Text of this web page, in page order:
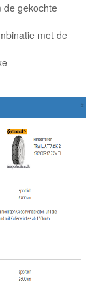
de gekochte
met de